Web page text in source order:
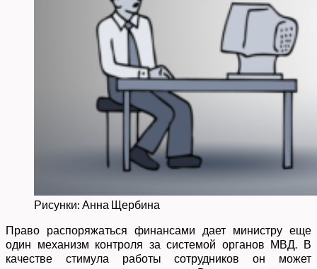
Рисунки: Анна Щербина
Право распоряжаться финансами дает министру еще
один механизм контроля за системой органов МВД. В
качестве стимула работы сотрудников он может